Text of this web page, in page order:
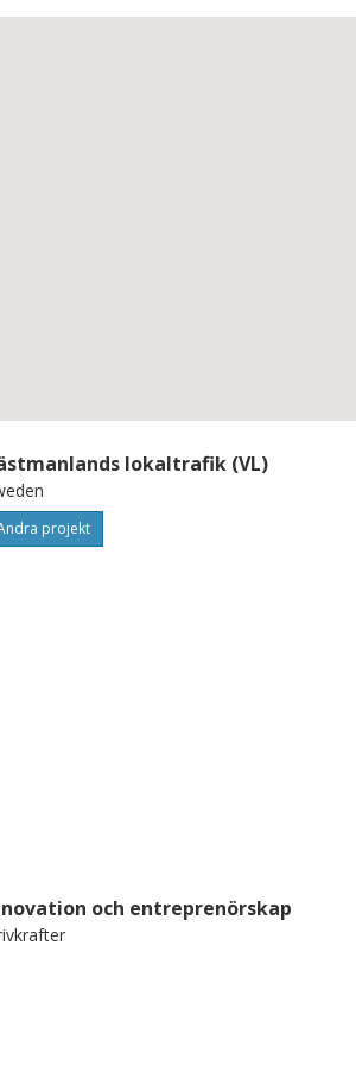
lokaltrafik (VL)
projekt
och entreprenörskap